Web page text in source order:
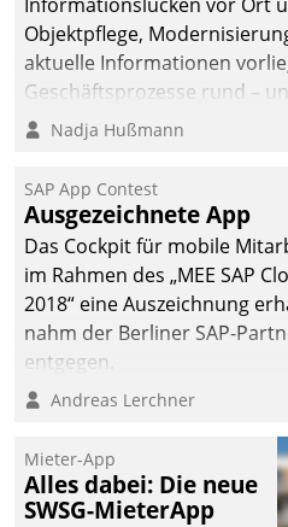
Objektpflege,
aktuelle Informationen
Geschäftsprozesse rund –
Nadja Hußmann
SAP App Contest
Ausgezeichnete App
Das Cockpit für mobile
im Rahmen des „MEE SAP
2018“ eine Auszeichnung
nahm der Berliner SAP-
entgegen.
Andreas Lerchner
Mieter-App
Alles dabei: Die neue
SWSG-MieterApp